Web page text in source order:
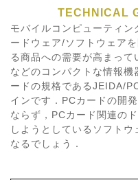
TECHNICAL
モバイルコンピューティ
ードウェア/ソフトウェア
る商品への需要が高まっ
などのコンパクトな情報機
ードの規格であるJEIDA/
インです．PCカードの開
ならず，PCカード関連の
しようとしているソフト
なるでしょう．